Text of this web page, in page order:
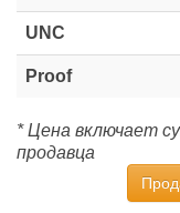
UNC
Proof
* Цена включает
продавца